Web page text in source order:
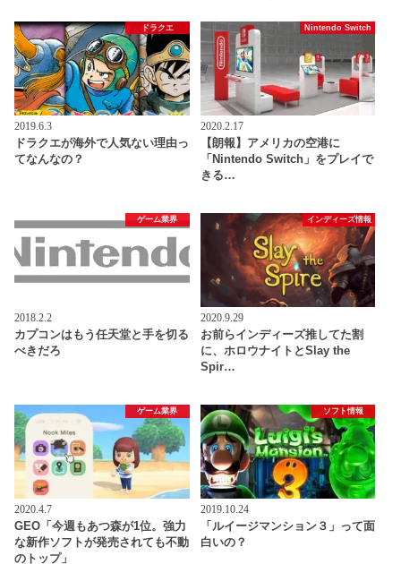
ドラクエ
2019.6.3
ドラクエが海外で人気ない理由っ
てなんなの？
Nintendo Switch
2020.2.17
【朗報】アメリカの空港に
「Nintendo Switch」をプレイで
きる…
ゲーム業界
2018.2.2
カプコンはもう任天堂と手を切る
べきだろ
インディーズ情報
2020.9.29
お前らインディーズ推してた割
に、ホロウナイトとSlay the
Spir…
ゲーム業界
2020.4.7
GEO「今週もあつ森が1位。強力
な新作ソフトが発売されても不動
のトップ」
ソフト情報
2019.10.24
「ルイージマンション３」って面
白いの？